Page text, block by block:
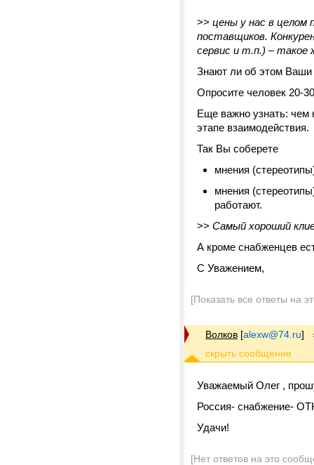
>> цены у нас в целом
поставщиков.
сервис и т.п.) – такое
Знают ли об этом
Опросите человек 20-
Еще важно узнать: чем
этапе взаимодействия.
Так Вы соберете
мнения
мнения
работают.
>> Самый хороший
А кроме снабженцев
С Уважением,
[Показать все ответы на
Волков [alexw@74.ru]
Уважаемый Олег ,
Россия- снабжение-
Удачи!
[Нет ответов на это